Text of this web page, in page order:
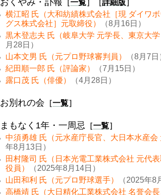
［一覧］［詳細版］
横江昭 氏（大和紡績株式会社［現 ダイワ
グス株式会社］元取締役）
（8月16日）
黒木登志夫 氏（岐阜大学 元学長、東京大学
月28日）
山本文男 氏（元プロ野球審判員）
（8月7日
紀田順一郎 氏（評論家）
（7月15日）
露口茂 氏（俳優）
（4月28日）
お別れの会 ［一覧］
まもなく1年・一周忌 ［一覧］
中須勇雄 氏（元水産庁長官、大日本水産会
年8月13日）
田村隆司 氏（日本光電工業株式会社 元代
役員）
（2025年8月14日）
山田和利 氏（元プロ野球選手）
（2025年8
高橋靖 氏（大日精化工業株式会社 名誉会長